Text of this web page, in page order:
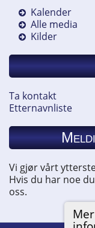
Kalender
Alle media
Kilder
Ta kontakt
Etternavnliste
Vi gjør vårt
Hvis du har noe
oss.